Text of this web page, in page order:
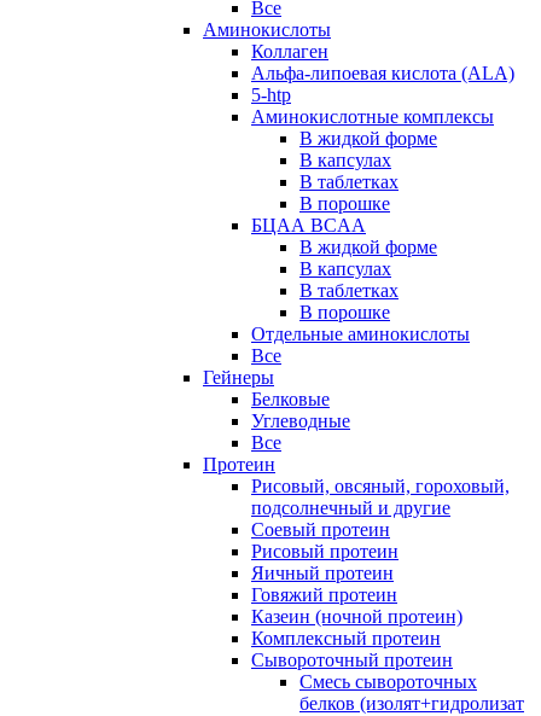
Все
Аминокислоты
Коллаген
Альфа-липоевая кислота (ALA)
5-htp
Аминокислотные комплексы
В жидкой форме
В капсулах
В таблетках
В порошке
БЦАА BCAA
В жидкой форме
В капсулах
В таблетках
В порошке
Отдельные аминокислоты
Все
Гейнеры
Белковые
Углеводные
Все
Протеин
Рисовый, овсяный, гороховый,
подсолнечный и другие
Соевый протеин
Рисовый протеин
Яичный протеин
Говяжий протеин
Казеин (ночной протеин)
Комплексный протеин
Сывороточный протеин
Смесь сывороточных
белков (изолят+гидролизат